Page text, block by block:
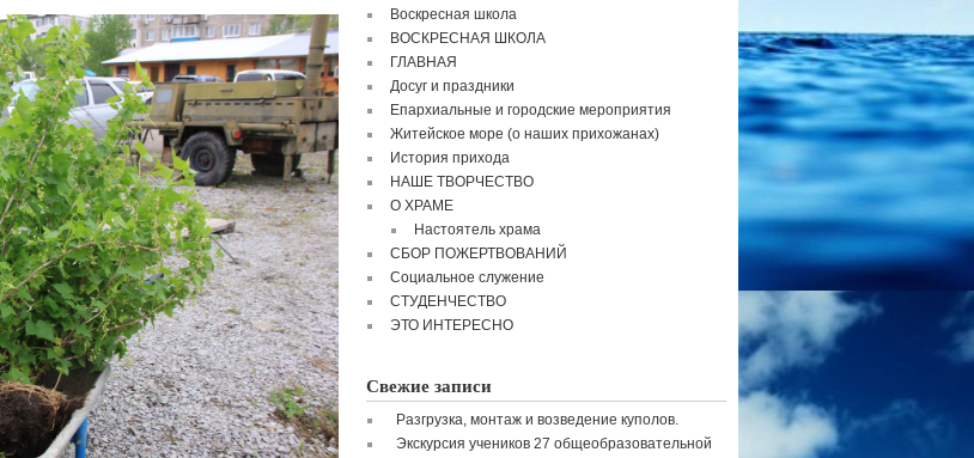
Воскресная школа
ВОСКРЕСНАЯ ШКОЛА
ГЛАВНАЯ
Досуг и праздники
Епархиальные и городские мероприятия
Житейское море (о наших прихожанах)
История прихода
НАШЕ ТВОРЧЕСТВО
О ХРАМЕ
Настоятель храма
СБОР ПОЖЕРТВОВАНИЙ
Социальное служение
СТУДЕНЧЕСТВО
ЭТО ИНТЕРЕСНО
Свежие записи
Разгрузка, монтаж и возведение куполов.
Экскурсия учеников 27 общеобразовательной